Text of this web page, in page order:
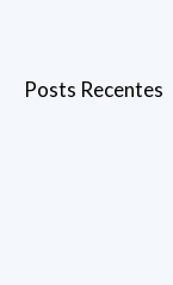
Posts Recentes